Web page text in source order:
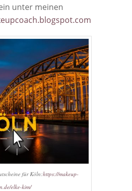
unter meinen
für Köln:https://makeup-
elke-kim/